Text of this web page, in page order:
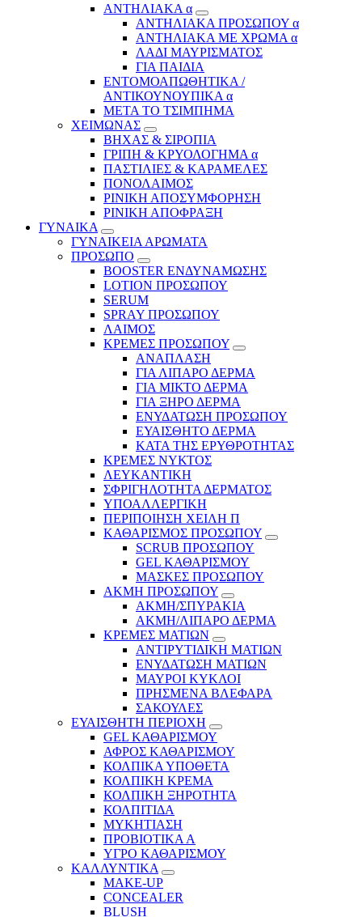
ΑΝΤΗΛΙΑΚΑ α
ΑΝΤΗΛΙΑΚΑ ΠΡΟΣΩΠΟΥ α
ΑΝΤΗΛΙΑΚΑ ΜΕ ΧΡΩΜΑ α
ΛΑΔΙ ΜΑΥΡΙΣΜΑΤΟΣ
ΓΙΑ ΠΑΙΔΙΑ
ΕΝΤΟΜΟΑΠΩΘΗΤΙΚΑ /
ΑΝΤΙΚΟΥΝΟΥΠΙΚΑ α
ΜΕΤΑ ΤΟ ΤΣΙΜΠΗΜΑ
ΧΕΙΜΩΝΑΣ
ΒΗΧΑΣ & ΣΙΡΟΠΙΑ
ΓΡΙΠΗ & ΚΡΥΟΛΟΓΗΜΑ α
ΠΑΣΤΙΛΙΕΣ & ΚΑΡΑΜΕΛΕΣ
ΠΟΝΟΛΑΙΜΟΣ
ΡΙΝΙΚΗ ΑΠΟΣΥΜΦΟΡΗΣΗ
ΡΙΝΙΚΗ ΑΠΟΦΡΑΞΗ
ΓΥΝΑΙΚΑ
ΓΥΝΑΙΚΕΙΑ ΑΡΩΜΑΤΑ
ΠΡΟΣΩΠΟ
BOOSTER ΕΝΔΥΝΑΜΩΣΗΣ
LOTION ΠΡΟΣΩΠΟΥ
SERUM
SPRAY ΠΡΟΣΩΠΟΥ
ΛΑΙΜΟΣ
ΚΡΕΜΕΣ ΠΡΟΣΩΠΟΥ
ΑΝΑΠΛΑΣΗ
ΓΙΑ ΛΙΠΑΡΟ ΔΕΡΜΑ
ΓΙΑ ΜΙΚΤΟ ΔΕΡΜΑ
ΓΙΑ ΞΗΡΟ ΔΕΡΜΑ
ΕΝΥΔΑΤΩΣΗ ΠΡΟΣΩΠΟΥ
ΕΥΑΙΣΘΗΤΟ ΔΕΡΜΑ
ΚΑΤΑ ΤΗΣ ΕΡΥΘΡΟΤΗΤΑΣ
ΚΡΕΜΕΣ ΝΥΚΤΟΣ
ΛΕΥΚΑΝΤΙΚΗ
ΣΦΡΙΓΗΛΟΤΗΤΑ ΔΕΡΜΑΤΟΣ
ΥΠΟΑΛΛΕΡΓΙΚΗ
ΠΕΡΙΠΟΙΗΣΗ ΧΕΙΛΗ Π
ΚΑΘΑΡΙΣΜΟΣ ΠΡΟΣΩΠΟΥ
SCRUB ΠΡΟΣΩΠΟΥ
GEL ΚΑΘΑΡΙΣΜΟΥ
ΜΑΣΚΕΣ ΠΡΟΣΩΠΟΥ
ΑΚΜΗ ΠΡΟΣΩΠΟΥ
ΑΚΜΗ/ΣΠΥΡΑΚΙΑ
ΑΚΜΗ/ΛΙΠΑΡΟ ΔΕΡΜΑ
ΚΡΕΜΕΣ ΜΑΤΙΩΝ
ΑΝΤΙΡΥΤΙΔΙΚΗ ΜΑΤΙΩΝ
ΕΝΥΔΑΤΩΣΗ ΜΑΤΙΩΝ
ΜΑΥΡΟΙ ΚΥΚΛΟΙ
ΠΡΗΣΜΕΝΑ ΒΛΕΦΑΡΑ
ΣΑΚΟΥΛΕΣ
ΕΥΑΙΣΘΗΤΗ ΠΕΡΙΟΧΗ
GEL ΚΑΘΑΡΙΣΜΟΥ
ΑΦΡΟΣ ΚΑΘΑΡΙΣΜΟΥ
ΚΟΛΠΙΚΑ ΥΠΟΘΕΤΑ
ΚΟΛΠΙΚΗ ΚΡΕΜΑ
ΚΟΛΠΙΚΗ ΞΗΡΟΤΗΤΑ
ΚΟΛΠΙΤΙΔΑ
ΜΥΚΗΤΙΑΣΗ
ΠΡΟΒΙΟΤΙΚΑ Α
ΥΓΡΟ ΚΑΘΑΡΙΣΜΟΥ
ΚΑΛΛΥΝΤΙΚΑ
MAKE-UP
CONCEALER
BLUSH